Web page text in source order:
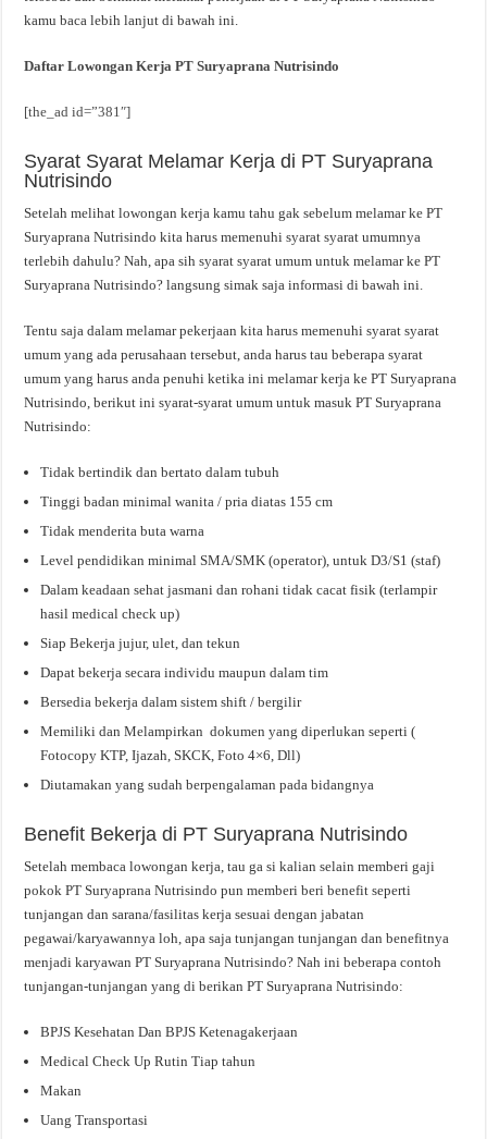
kamu baca lebih lanjut di bawah ini.
Daftar Lowongan Kerja PT Suryaprana Nutrisindo
[the_ad id=”381″]
Syarat Syarat Melamar Kerja di PT Suryaprana
Nutrisindo
Setelah melihat lowongan kerja kamu tahu gak sebelum melamar ke PT
Suryaprana Nutrisindo kita harus memenuhi syarat syarat umumnya
terlebih dahulu? Nah, apa sih syarat syarat umum untuk melamar ke PT
Suryaprana Nutrisindo? langsung simak saja informasi di bawah ini.
Tentu saja dalam melamar pekerjaan kita harus memenuhi syarat syarat
umum yang ada perusahaan tersebut, anda harus tau beberapa syarat
umum yang harus anda penuhi ketika ini melamar kerja ke PT Suryaprana
Nutrisindo, berikut ini syarat-syarat umum untuk masuk PT Suryaprana
Nutrisindo:
Tidak bertindik dan bertato dalam tubuh
Tinggi badan minimal wanita / pria diatas 155 cm
Tidak menderita buta warna
Level pendidikan minimal SMA/SMK (operator), untuk D3/S1 (staf)
Dalam keadaan sehat jasmani dan rohani tidak cacat fisik (terlampir
hasil medical check up)
Siap Bekerja jujur, ulet, dan tekun
Dapat bekerja secara individu maupun dalam tim
Bersedia bekerja dalam sistem shift / bergilir
Memiliki dan Melampirkan dokumen yang diperlukan seperti (
Fotocopy KTP, Ijazah, SKCK, Foto 4×6, Dll)
Diutamakan yang sudah berpengalaman pada bidangnya
Benefit Bekerja di PT Suryaprana Nutrisindo
Setelah membaca lowongan kerja, tau ga si kalian selain memberi gaji
pokok PT Suryaprana Nutrisindo pun memberi beri benefit seperti
tunjangan dan sarana/fasilitas kerja sesuai dengan jabatan
pegawai/karyawannya loh, apa saja tunjangan tunjangan dan benefitnya
menjadi karyawan PT Suryaprana Nutrisindo? Nah ini beberapa contoh
tunjangan-tunjangan yang di berikan PT Suryaprana Nutrisindo:
BPJS Kesehatan Dan BPJS Ketenagakerjaan
Medical Check Up Rutin Tiap tahun
Makan
Uang Transportasi